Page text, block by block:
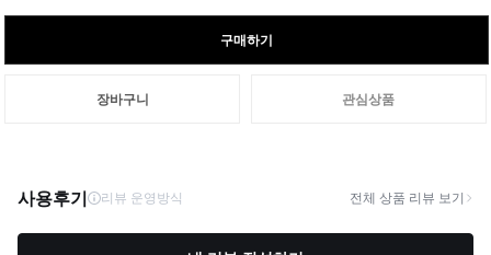
구매하기
장바구니 관심상품